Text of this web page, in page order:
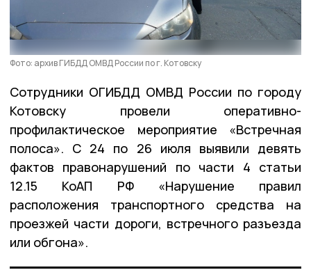
Фото: архив ГИБДД ОМВД России по г. Котовску
Сотрудники ОГИБДД ОМВД России по городу
Котовску провели оперативно-
профилактическое мероприятие «Встречная
полоса». С 24 по 26 июля выявили девять
фактов правонарушений по части 4 статьи
12.15 КоАП РФ «Нарушение правил
расположения транспортного средства на
проезжей части дороги, встречного разъезда
или обгона».